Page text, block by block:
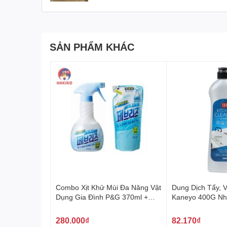
set đồ ăn này trở thành một tác phẩm nghệ thuật
Mẫu Da Rắn - Biểu Tượng Của Sự Độc Đáo
Mẫu cán da rắn được sản xuất với công nghệ
dụng, mà còn khiến mỗi bữa ăn trở nên đặc biệt
Chất Lượng Đỉnh Cao Vượt Trội
Dao, thìa và dĩa được thiết kế đầy đặn, nặng
phẩm không thể thiếu trên bất kỳ bàn ăn sang
Bộ Sản Phẩm Hoàn Hảo
Bộ sản phẩm gồm có: 2 dao dài 24cm, 2 dĩa
SẢN PHẨM KHÁC
Combo Xịt Khử Mùi Đa Năng Vật
Dụng Gia Đình P&G 370ml +
280.000₫
Dung Dịch Tẩy,
Kaneyo 400G
82.170₫